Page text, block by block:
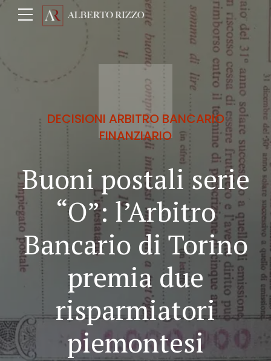
DECISIONI ARBITRO BANCARIO
FINANZIARIO
Buoni postali serie
“O”: l’Arbitro
Bancario di Torino
premia due
risparmiatori
piemontesi